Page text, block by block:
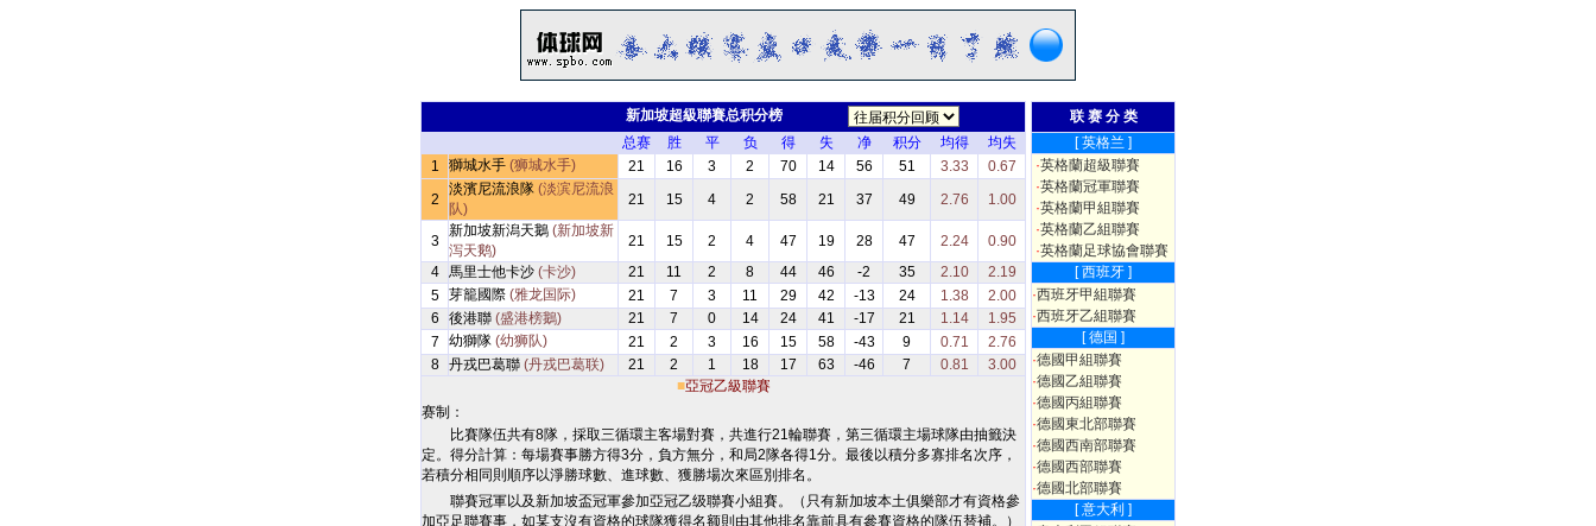
新加坡超級聯賽总积分榜
总赛
胜 平 负 得 失 净 积分 均得
均失
1
獅城水手 (狮城水手) 21 16 3 2 70 14 56 51 3.33
0.67
2
淡濱尼流浪隊 (淡滨尼流浪
队)
21 15 4 2 58 21 37 49 2.76 1.00
3
新加坡新潟天鵝 (新加坡新
泻天鹅)
21 15 2 4 47 19 28 47 2.24
0.90
4
馬里士他卡沙 (卡沙) 21 11 2 8 44 46 -2 35 2.10
2.19
5
芽籠國際 (雅龙国际) 21 7 3 11 29 42 -13 24 1.38
2.00
6
後港聯 (盛港榜鵝) 21 7 0 14 24 41 -17 21 1.14
1.95
7
幼獅隊 (幼狮队) 21 2 3 16 15 58 -43 9 0.71
2.76
8
丹戎巴葛聯 (丹戎巴葛联) 21 2 1 18 17 63 -46 7 0.81
3.00
■亞冠乙級聯賽
赛制：
比賽隊伍共有8隊，採取三循環主客場對賽，共進行21輪聯賽，第三循環主場球隊由抽籤決
定。得分計算：每場賽事勝方得3分，負方無分，和局2隊各得1分。最後以積分多寡排名次序，
若積分相同則順序以淨勝球數、進球數、獲勝場次來區別排名。
聯賽冠軍以及新加坡盃冠軍參加亞冠乙级聯賽小組賽。（只有新加坡本土俱樂部才有資格參
加亞足聯賽事，如某支沒有資格的球隊獲得名额則由其他排名靠前具有參賽資格的隊伍替補。）
联 赛 分 类
[ 英格兰 ]
·英格蘭超級聯賽
·英格蘭冠軍聯賽
·英格蘭甲組聯賽
·英格蘭乙組聯賽
·英格蘭足球協會聯賽
[ 西班牙 ]
·西班牙甲組聯賽
·西班牙乙組聯賽
[ 德国 ]
·德國甲組聯賽
·德國乙組聯賽
·德國丙組聯賽
·德國東北部聯賽
·德國西南部聯賽
·德國西部聯賽
·德國北部聯賽
[ 意大利 ]